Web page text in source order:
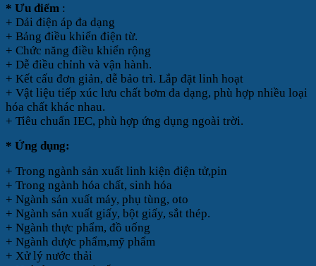
* Ưu điểm :
+ Dải điện áp đa dạng
+ Bảng điều khiển điện từ.
+ Chức năng điều khiển rộng
+ Dễ điều chỉnh và vận hành.
+ Kết cấu đơn giản, dễ bảo trì. Lắp đặt linh hoạt
+ Vật liệu tiếp xúc lưu chất bơm đa dạng, phù hợp nhiều loại
hóa chất khác nhau.
+ Tiêu chuẩn IEC, phù hợp ứng dụng ngoài trời.
* Ứng dụng:
+ Trong ngành sản xuất linh kiện điện tử,pin
+ Trong ngành hóa chất, sinh hóa
+ Ngành sản xuất máy, phụ tùng, oto
+ Ngành sản xuất giấy, bột giấy, sắt thép.
+ Ngành thực phẩm, đồ uống
+ Ngành dược phẩm,mỹ phẩm
+ Xử lý nước thải